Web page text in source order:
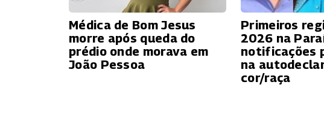
Médica de Bom Jesus
morre após queda do
prédio onde morava em
João Pessoa
Primeiros
2026 na
notificações
na
cor/raça